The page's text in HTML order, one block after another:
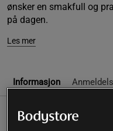
ønsker en smakfull og
på dagen.
Les mer
Informasjon
Beskrivelse